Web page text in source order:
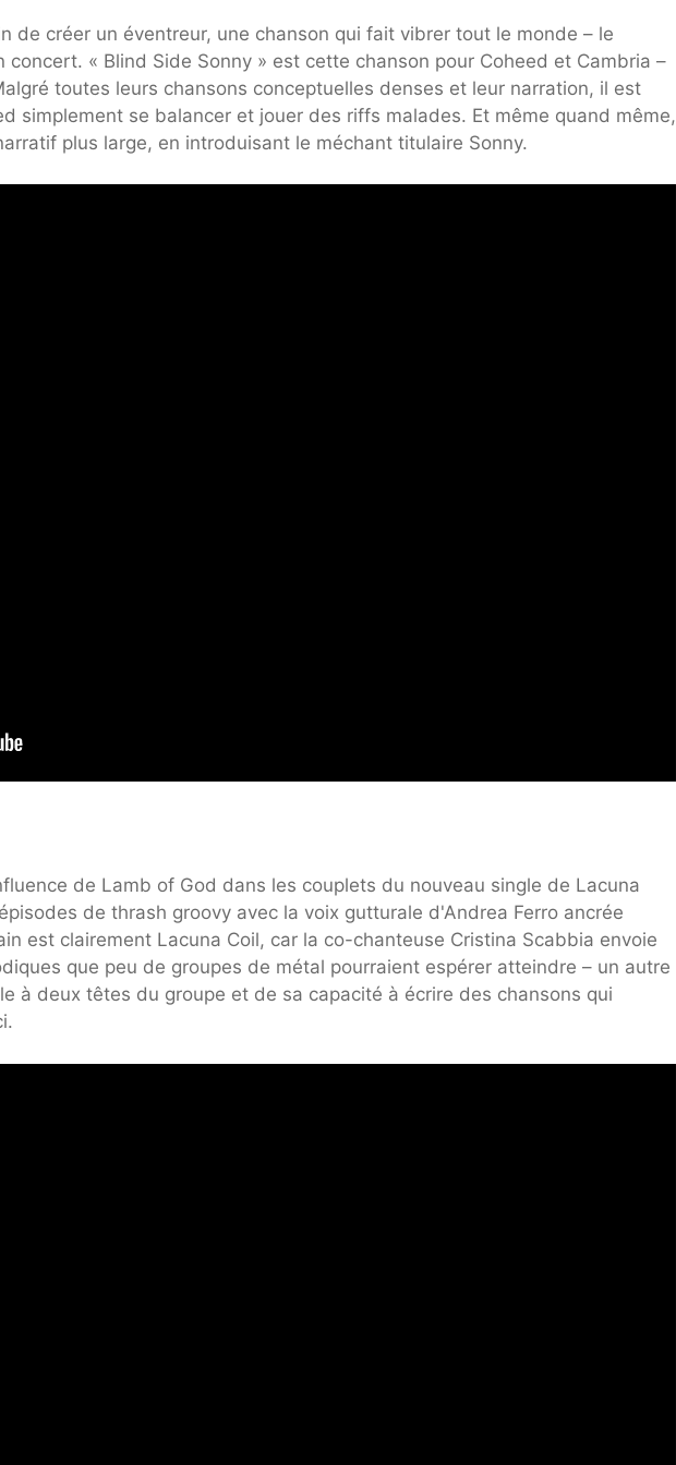
de créer un éventreur, une chanson qui fait vibrer tout le monde – le
« Blind Side Sonny » est cette chanson pour Coheed et Cambria –
toutes leurs chansons conceptuelles denses et leur narration, il est
simplement se balancer et jouer des riffs malades. Et même quand même,
plus large, en introduisant le méchant titulaire Sonny.
de Lamb of God dans les couplets du nouveau single de Lacuna
de thrash groovy avec la voix gutturale d'Andrea Ferro ancrée
est clairement Lacuna Coil, car la co-chanteuse Cristina Scabbia envoie
que peu de groupes de métal pourraient espérer atteindre – un autre
à deux têtes du groupe et de sa capacité à écrire des chansons qui